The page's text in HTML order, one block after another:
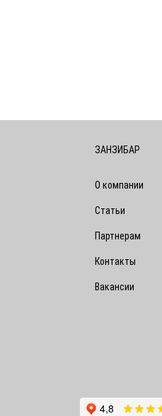
ЗАНЗИБАР
О компании
Статьи
Партнерам
Контакты
Вакансии